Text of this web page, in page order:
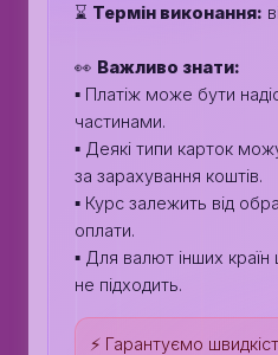
⌛️ Термін виконання:
👀 Важливо знати:
▪️ Платіж може бути
частинами.
▪️ Деякі типи карток
за зарахування коштів.
▪️ Курс залежить від
оплати.
▪️ Для валют інших
не підходить.
⚡️ Гарантуємо